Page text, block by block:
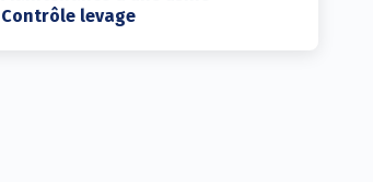
Contrôle levage